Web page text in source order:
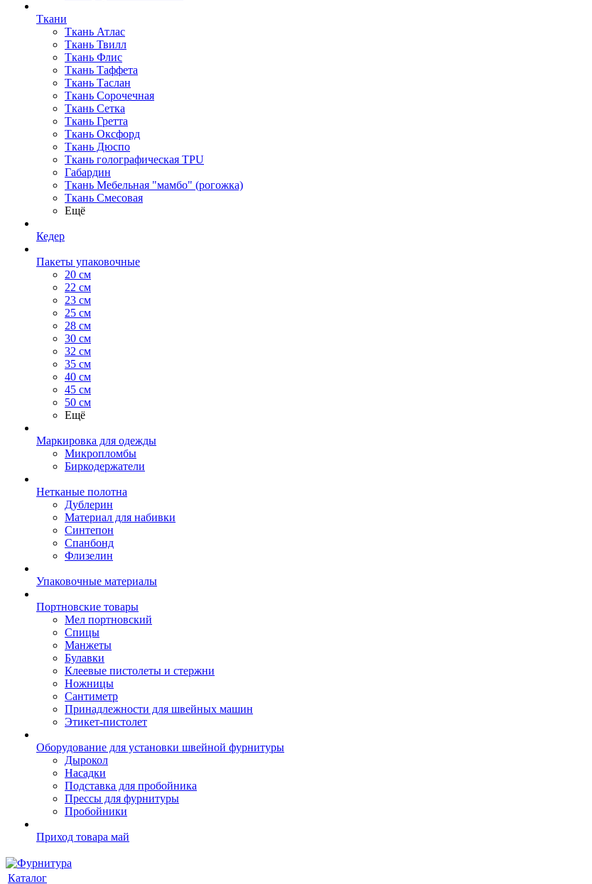
Ткани
Ткань Атлас
Ткань Твилл
Ткань Флис
Ткань Таффета
Ткань Таслан
Ткань Сорочечная
Ткань Сетка
Ткань Гретта
Ткань Оксфорд
Ткань Дюспо
Ткань голографическая TPU
Габардин
Ткань Мебельная "мамбо" (рогожка)
Ткань Смесовая
Ещё
Кедер
Пакеты упаковочные
20 см
22 см
23 см
25 см
28 см
30 см
32 см
35 см
40 см
45 см
50 см
Ещё
Маркировка для одежды
Микропломбы
Биркодержатели
Нетканые полотна
Дублерин
Материал для набивки
Синтепон
Спанбонд
Флизелин
Упаковочные материалы
Портновские товары
Мел портновский
Спицы
Манжеты
Булавки
Клеевые пистолеты и стержни
Ножницы
Сантиметр
Принадлежности для швейных машин
Этикет-пистолет
Оборудование для установки швейной фурнитуры
Дырокол
Насадки
Подставка для пробойника
Прессы для фурнитуры
Пробойники
Приход товара май
Каталог